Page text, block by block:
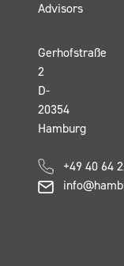
Advisors
Gerhofstraße
2
D-
20354
Hamburg
+49 40 64